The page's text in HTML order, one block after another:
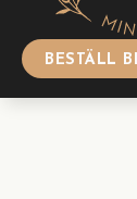
BESTÄLL